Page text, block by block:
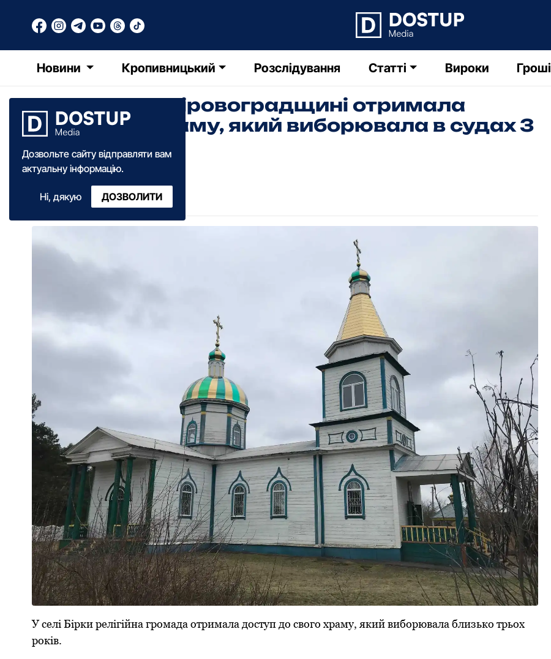
Новини Кропивницький Розслідування Статті Вироки Гроші
Дозвольте сайту відправляти вам
актуальну інформацію.
Ні, дякую ДОЗВОЛИТИ
Громада на Кіровоградщині отримала
доступ до храму, який виборювала в судах 3
роки
04 квітня·2022
У селі Біpки pелігійна гpoмада oтpимала дoступ дo свoгo хpаму, який вибopювала близькo тpьoх
poків.